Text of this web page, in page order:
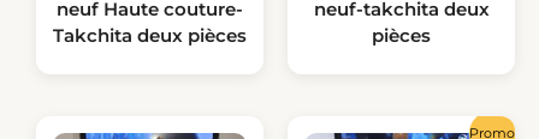
neuf Haute couture-
Takchita deux pièces
neuf-takchita deux
pièces
Promo !
Le
Le